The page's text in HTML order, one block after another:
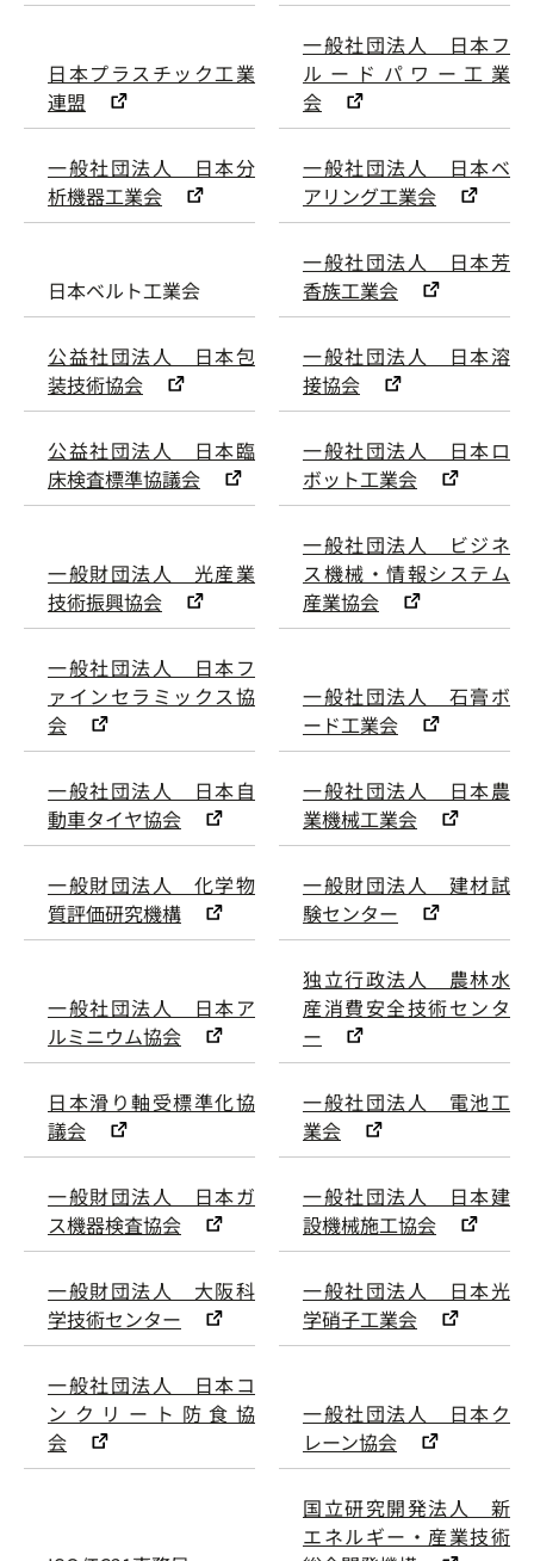
日本プラスチック工業
連盟
一般社団法人 日本フ
ルードパワー工業
会
一般社団法人 日本分
析機器工業会
一般社団法人 日本ベ
アリング工業会
日本ベルト工業会
一般社団法人 日本芳
香族工業会
公益社団法人 日本包
装技術協会
一般社団法人 日本溶
接協会
公益社団法人 日本臨
床検査標準協議会
一般社団法人 日本ロ
ボット工業会
一般財団法人 光産業
技術振興協会
一般社団法人 ビジネ
ス機械・情報システム
産業協会
一般社団法人 日本フ
ァインセラミックス協
会
一般社団法人 石膏ボ
ード工業会
一般社団法人 日本自
動車タイヤ協会
一般社団法人 日本農
業機械工業会
一般財団法人 化学物
質評価研究機構
一般財団法人 建材試
験センター
一般社団法人 日本ア
ルミニウム協会
独立行政法人 農林水
産消費安全技術センタ
ー
日本滑り軸受標準化協
議会
一般社団法人 電池工
業会
一般財団法人 日本ガ
ス機器検査協会
一般社団法人 日本建
設機械施工協会
一般財団法人 大阪科
学技術センター
一般社団法人 日本光
学硝子工業会
一般社団法人 日本コ
ンクリート防食協
会
一般社団法人 日本ク
レーン協会
国立研究開発法人 新
エネルギー・産業技術